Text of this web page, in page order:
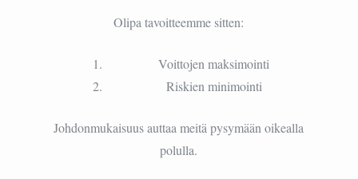
Olipa tavoitteemme sitten:
Voittojen maksimointi
Riskien minimointi
Johdonmukaisuus auttaa meitä pysymään oikealla
polulla.